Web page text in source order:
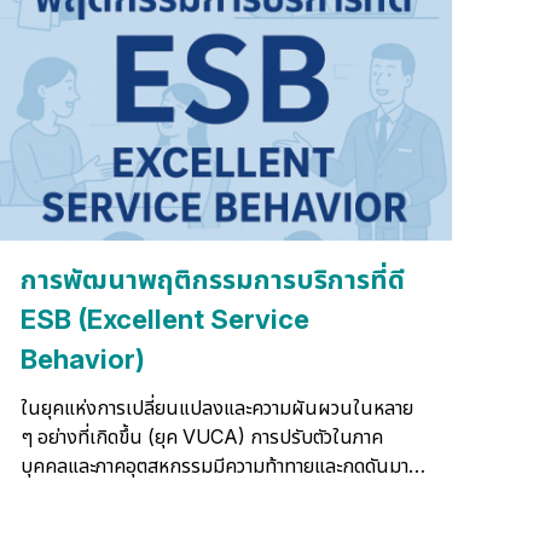
การพัฒนาพฤติกรรมการบริการที่ดี
ESB (Excellent Service
Behavior)
ในยุคแห่งการเปลี่ยนแปลงและความผันผวนในหลาย
ๆ อย่างที่เกิดขึ้น (ยุค VUCA) การปรับตัวในภาค
บุคคลและภาคอุตสหกรรมมีความท้าทายและกดดันมาก